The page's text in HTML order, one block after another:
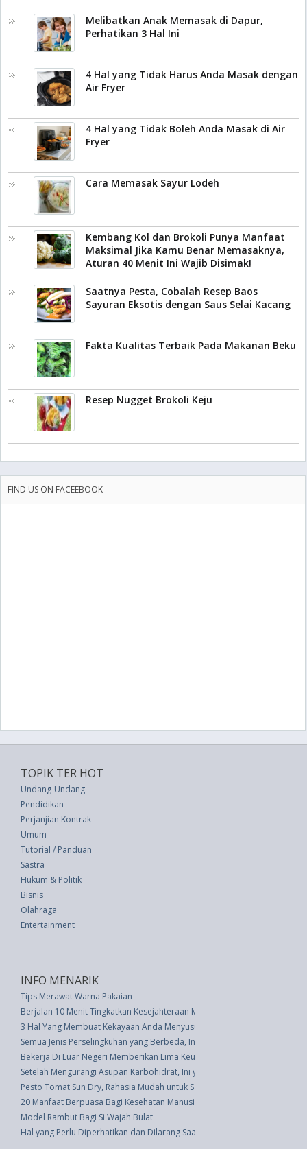
Melibatkan Anak Memasak di Dapur,
Perhatikan 3 Hal Ini
4 Hal yang Tidak Harus Anda Masak dengan
Air Fryer
4 Hal yang Tidak Boleh Anda Masak di Air
Fryer
Cara Memasak Sayur Lodeh
Kembang Kol dan Brokoli Punya Manfaat
Maksimal Jika Kamu Benar Memasaknya,
Aturan 40 Menit Ini Wajib Disimak!
Saatnya Pesta, Cobalah Resep Baos
Sayuran Eksotis dengan Saus Selai Kacang
Fakta Kualitas Terbaik Pada Makanan Beku
Resep Nugget Brokoli Keju
FIND US ON FACEEBOOK
TOPIK TER HOT
Undang-Undang
Pendidikan
Perjanjian Kontrak
Umum
Tutorial / Panduan
Sastra
Hukum & Politik
Bisnis
Olahraga
Entertainment
INFO MENARIK
Tips Merawat Warna Pakaian
Berjalan 10 Menit Tingkatkan Kesejahteraan Mental Anda
3 Hal Yang Membuat Kekayaan Anda Menyusut
Semua Jenis Perselingkuhan yang Berbeda, Ini Penjelasannya
Bekerja Di Luar Negeri Memberikan Lima Keuntungan Besar
Setelah Mengurangi Asupan Karbohidrat, Ini yang Dirasakan Tubuh
Pesto Tomat Sun Dry, Rahasia Mudah untuk Saus & Sandwich Lebih
20 Manfaat Berpuasa Bagi Kesehatan Manusia
Model Rambut Bagi Si Wajah Bulat
Hal yang Perlu Diperhatikan dan Dilarang Saat Memangkas Bunga mati